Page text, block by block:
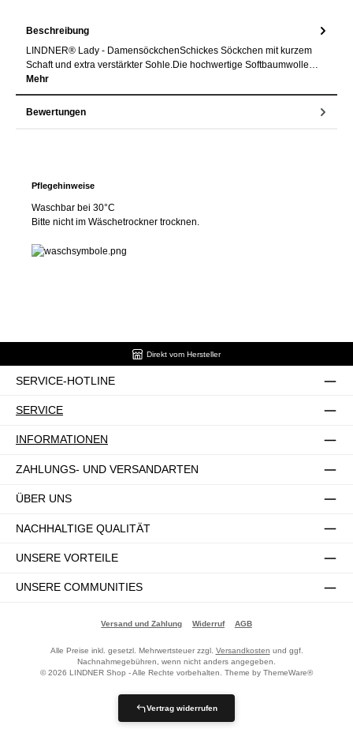
Beschreibung
LINDNER® Lady - DamensöckchenSchickes Söckchen mit kurzem
Schaft und extra verstärkter Sohle.Die hochwertige Softbaumwolle…
Mehr
Bewertungen
Pflegehinweise
Waschbar bei 30°C
Bitte nicht im Wäschetrockner trocknen.
Direkt vom Hersteller
SERVICE-HOTLINE
SERVICE
INFORMATIONEN
ZAHLUNGS- UND VERSANDARTEN
ÜBER UNS
NACHHALTIGE QUALITÄT
UNSERE VORTEILE
UNSERE COMMUNITIES
Versand und Zahlung Widerruf AGB
Alle Preise inkl. gesetzl. Mehrwertsteuer zzgl. Versandkosten und ggf.
Nachnahmegebühren, wenn nicht anders angegeben.
© 2026 LINDNER Shop - Alle Rechte vorbehalten. Theme by ThemeWare®
Vertrag widerrufen